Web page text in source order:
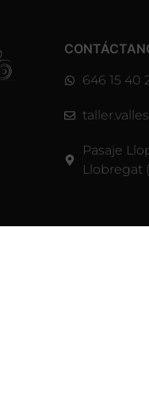
646 15 40
Pasaje
Llobregat